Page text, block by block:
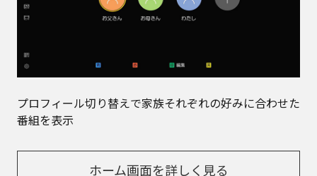
プロフィール切り替えで家族それぞれの好みに合わせた
番組を表示
ホーム画面を詳しく見る